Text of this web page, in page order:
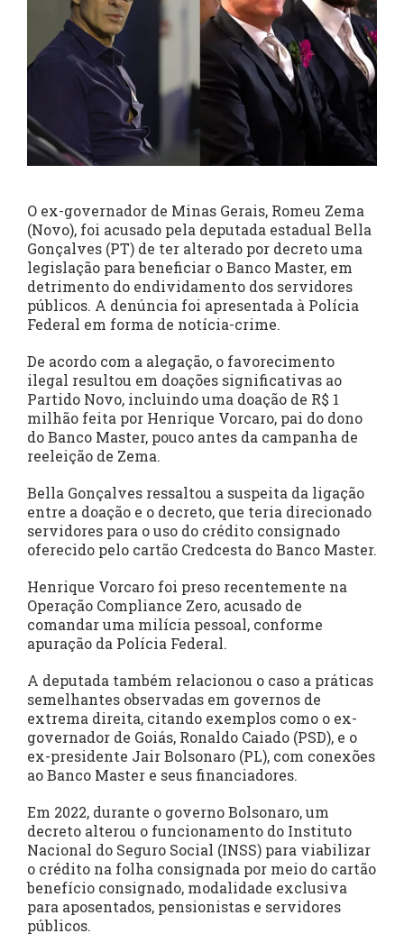
O ex-governador de Minas Gerais, Romeu Zema
(Novo), foi acusado pela deputada estadual Bella
Gonçalves (PT) de ter alterado por decreto uma
legislação para beneficiar o Banco Master, em
detrimento do endividamento dos servidores
públicos. A denúncia foi apresentada à Polícia
Federal em forma de notícia-crime.
De acordo com a alegação, o favorecimento
ilegal resultou em doações significativas ao
Partido Novo, incluindo uma doação de R$ 1
milhão feita por Henrique Vorcaro, pai do dono
do Banco Master, pouco antes da campanha de
reeleição de Zema.
Bella Gonçalves ressaltou a suspeita da ligação
entre a doação e o decreto, que teria direcionado
servidores para o uso do crédito consignado
oferecido pelo cartão Credcesta do Banco Master.
Henrique Vorcaro foi preso recentemente na
Operação Compliance Zero, acusado de
comandar uma milícia pessoal, conforme
apuração da Polícia Federal.
A deputada também relacionou o caso a práticas
semelhantes observadas em governos de
extrema direita, citando exemplos como o ex-
governador de Goiás, Ronaldo Caiado (PSD), e o
ex-presidente Jair Bolsonaro (PL), com conexões
ao Banco Master e seus financiadores.
Em 2022, durante o governo Bolsonaro, um
decreto alterou o funcionamento do Instituto
Nacional do Seguro Social (INSS) para viabilizar
o crédito na folha consignada por meio do cartão
benefício consignado, modalidade exclusiva
para aposentados, pensionistas e servidores
públicos.